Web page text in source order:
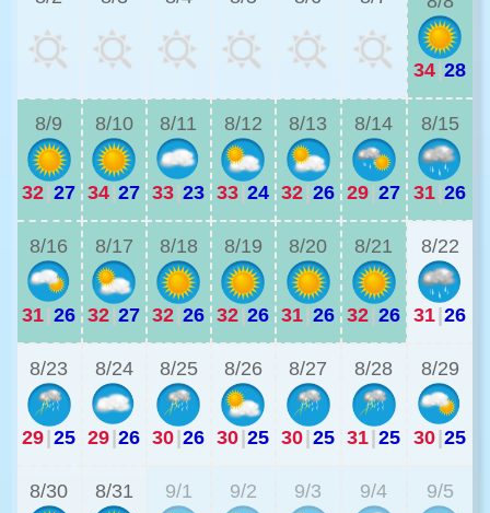
34|28
8/9
32|27
8/10
34|27
8/11
33|23
8/12
33|24
8/13
32|26
8/14
29|27
8/15
31|26
8/16
31|26
8/17
32|27
8/18
32|26
8/19
32|26
8/20
31|26
8/21
32|26
8/22
31|26
8/23
29|25
8/24
29|26
8/25
30|26
8/26
30|25
8/27
30|25
8/28
31|25
8/29
30|25
8/30 8/31 9/1 9/2 9/3 9/4 9/5